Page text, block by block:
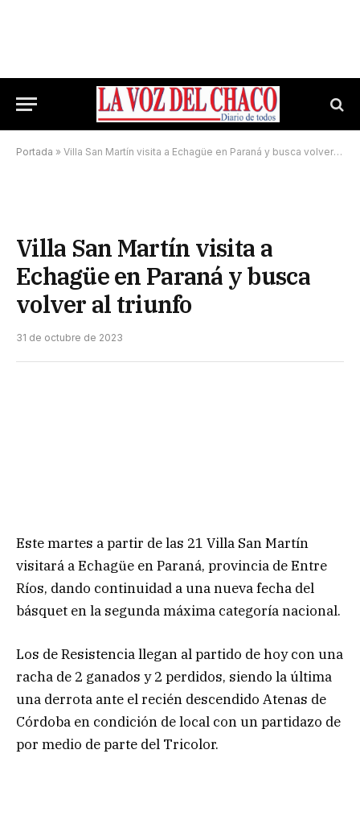
Portada » Villa San Martín visita a Echagüe en Paraná y busca volver al triunfo
Villa San Martín visita a
Echagüe en Paraná y busca
volver al triunfo
31 de octubre de 2023
Este martes a partir de las 21 Villa San Martín
visitará a Echagüe en Paraná, provincia de Entre
Ríos, dando continuidad a una nueva fecha del
básquet en la segunda máxima categoría nacional.
Los de Resistencia llegan al partido de hoy con una
racha de 2 ganados y 2 perdidos, siendo la última
una derrota ante el recién descendido Atenas de
Córdoba en condición de local con un partidazo de
por medio de parte del Tricolor.